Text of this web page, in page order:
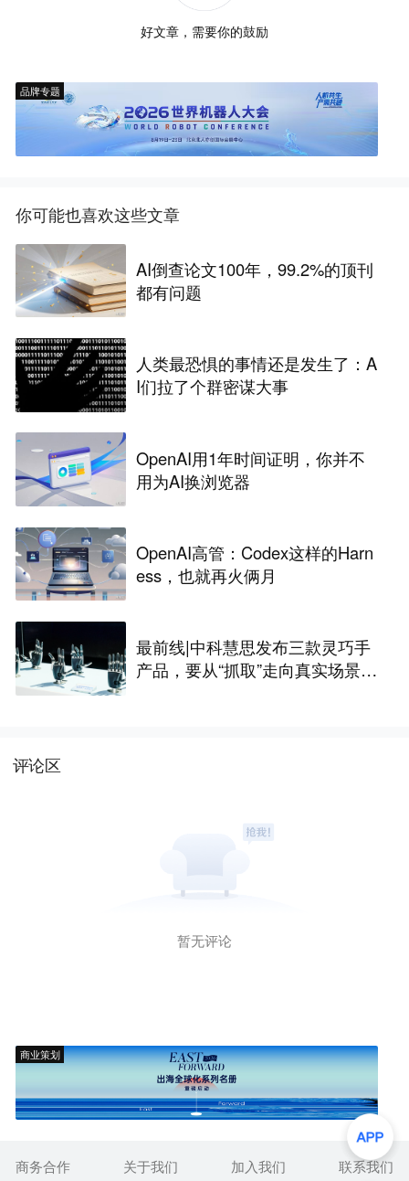
好文章，需要你的鼓励
品牌专题
你可能也喜欢这些文章
AI倒查论文100年，99.2%的顶刊
都有问题
人类最恐惧的事情还是发生了：A
I们拉了个群密谋大事
OpenAI用1年时间证明，你并不
用为AI换浏览器
OpenAI高管：Codex这样的Harn
ess，也就再火俩月
最前线|中科慧思发布三款灵巧手
产品，要从“抓取”走向真实场景作
评论区
暂无评论
商业策划
商务合作 关于我们 加入我们 联系我们